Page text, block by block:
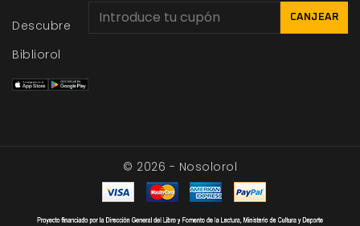
Descubre
Bibliorol
CANJEAR
© 2026 - Nosolorol